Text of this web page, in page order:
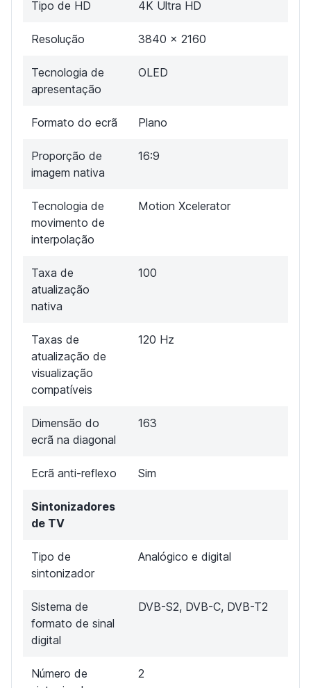
Tipo de HD 4K Ultra HD
Resolução 3840 x 2160
Tecnologia de
apresentação
OLED
Formato do ecrã Plano
Proporção de
imagem nativa
16:9
Tecnologia de
movimento de
interpolação
Motion Xcelerator
Taxa de
atualização
nativa
100
Taxas de
atualização de
visualização
compatíveis
120 Hz
Dimensão do
ecrã na diagonal
163
Ecrã anti-reflexo Sim
Sintonizadores
de TV
Tipo de
sintonizador
Analógico e digital
Sistema de
formato de sinal
digital
DVB-S2, DVB-C, DVB-T2
Número de
2